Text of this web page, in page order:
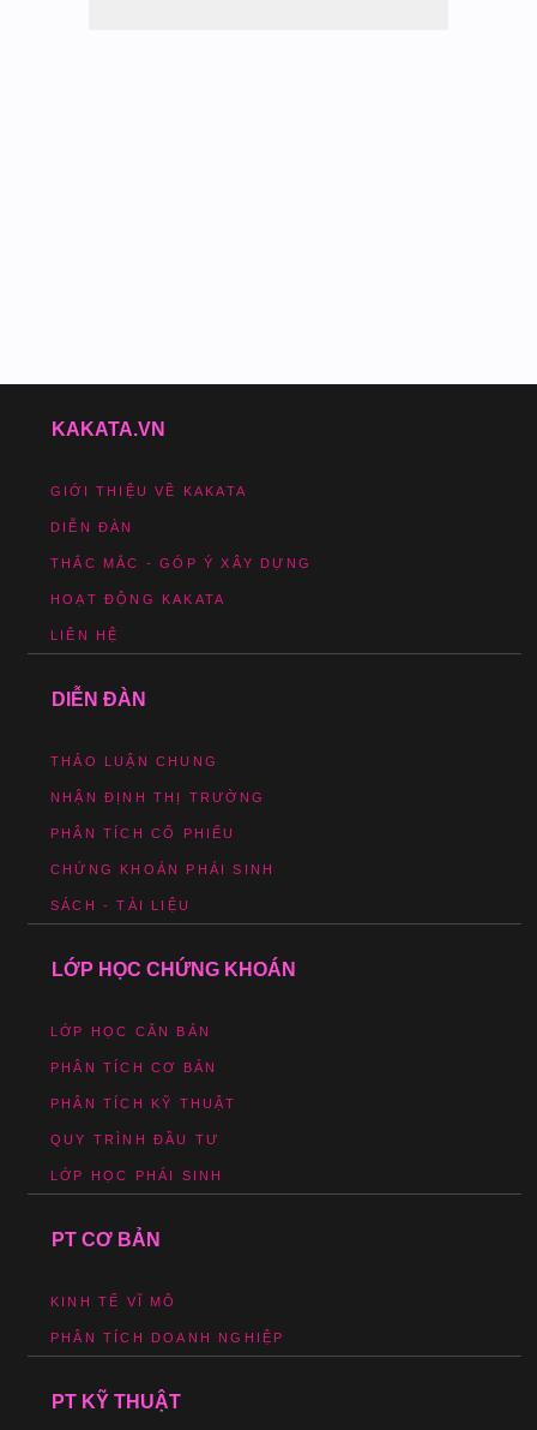
KAKATA.VN
GIỚI THIỆU VỀ KAKATA
DIỄN ĐÀN
THẮC MẮC - GÓP Ý XÂY DỰNG
HOẠT ĐỘNG KAKATA
LIÊN HỆ
DIỄN ĐÀN
THẢO LUẬN CHUNG
NHẬN ĐỊNH THỊ TRƯỜNG
PHÂN TÍCH CỔ PHIẾU
CHỨNG KHOÁN PHÁI SINH
SÁCH - TÀI LIỆU
LỚP HỌC CHỨNG KHOÁN
LỚP HỌC CĂN BẢN
PHÂN TÍCH CƠ BẢN
PHÂN TÍCH KỸ THUẬT
QUY TRÌNH ĐẦU TƯ
LỚP HỌC PHÁI SINH
PT CƠ BẢN
KINH TẾ VĨ MÔ
PHÂN TÍCH DOANH NGHIỆP
PT KỸ THUẬT